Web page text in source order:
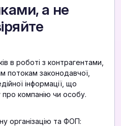
а не
в роботі з контрагентами,
потокам законодавчої,
інформації, що
компанію чи особу.
організацію та ФОП: